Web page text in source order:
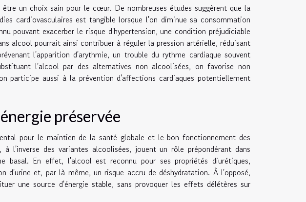
un choix sain pour le cœur. De nombreuses études suggèrent que la
cardiovasculaires est tangible lorsque l'on diminue sa consommation
pouvant exacerber le risque d'hypertension, une condition préjudiciable
alcool pourrait ainsi contribuer à réguler la pression artérielle, réduisant
l'apparition d'arythmie, un trouble du rythme cardiaque souvent
l'alcool par des alternatives non alcoolisées, on favorise non
participe aussi à la prévention d'affections cardiaques potentiellement
préservée
pour le maintien de la santé globale et le bon fonctionnement des
l'inverse des variantes alcoolisées, jouent un rôle prépondérant dans
basal. En effet, l'alcool est reconnu pour ses propriétés diurétiques,
d'urine et, par là même, un risque accru de déshydratation. À l'opposé,
une source d'énergie stable, sans provoquer les effets délétères sur